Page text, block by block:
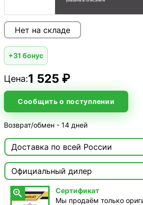
Нет на складе
+31 бонус
Цена:1 525 ₽
Сообщить о поступлении
Возврат/обмен - 14 дней
Доставка по всей России
 Москва
Доставка этого товара недоступна
Официальный дилер

Сертификат
Мы продаём только